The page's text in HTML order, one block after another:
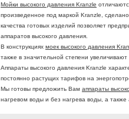
Мойки высокого давления Kranzle
произведенное под маркой Kranzle,
качества готовых изделий позволяет
аппаратов высокого давления.
В конструкциях моек высокого давления
также в значительной степени
Аппараты высокого давления Kranzle
постоянно растущих тарифов на
Мы готовы предложить Вам аппараты
нагревом воды и без нагрева воды, а